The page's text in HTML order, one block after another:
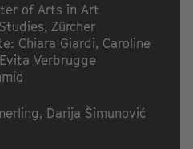
of Arts in Art
Zürcher
: Chiara Giardi, Caroline
Verbrugge
Darija Šimunović